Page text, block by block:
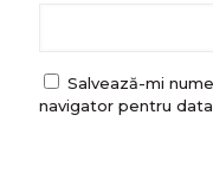
Salvează-mi
navigator pentru